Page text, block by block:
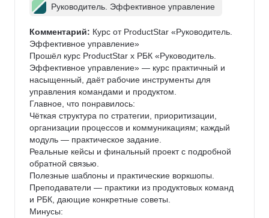
Руководитель. Эффективное управление
Комментарий: Курс от ProductStar «Руководитель.
Эффективное управление»
Прошёл курс ProductStar х РБК «Руководитель.
Эффективное управление» — курс практичный и
насыщенный, даёт рабочие инструменты для
управления командами и продуктом.
Главное, что понравилось:
Чёткая структура по стратегии, приоритизации,
организации процессов и коммуникациям; каждый
модуль — практическое задание.
Реальные кейсы и финальный проект с подробной
обратной связью.
Полезные шаблоны и практические воркшопы.
Преподаватели — практики из продуктовых команд
и РБК, дающие конкретные советы.
Минусы: